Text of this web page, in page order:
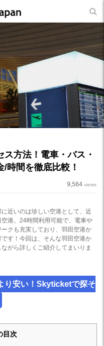
方法！電車・バス・
時間を徹底比較！
9,564 views
近いのは珍しい空港として、近
港。24時間利用可能で、電車や
クも充実しており、羽田空港か
す！今回は、そんな羽田空港か
がら詳しくご紹介してまいりま
り安い！Skyticketで探そ
目次